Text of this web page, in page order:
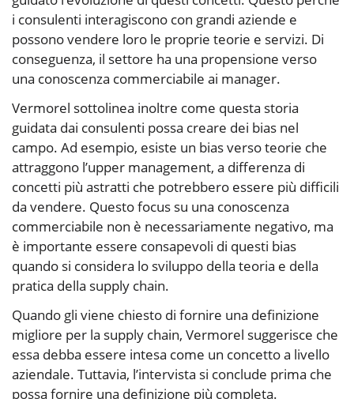
i consulenti interagiscono con grandi aziende e
possono vendere loro le proprie teorie e servizi. Di
conseguenza, il settore ha una propensione verso
una conoscenza commerciabile ai manager.
Vermorel sottolinea inoltre come questa storia
guidata dai consulenti possa creare dei bias nel
campo. Ad esempio, esiste un bias verso teorie che
attraggono l’upper management, a differenza di
concetti più astratti che potrebbero essere più difficili
da vendere. Questo focus su una conoscenza
commerciabile non è necessariamente negativo, ma
è importante essere consapevoli di questi bias
quando si considera lo sviluppo della teoria e della
pratica della supply chain.
Quando gli viene chiesto di fornire una definizione
migliore per la supply chain, Vermorel suggerisce che
essa debba essere intesa come un concetto a livello
aziendale. Tuttavia, l’intervista si conclude prima che
possa fornire una definizione più completa.